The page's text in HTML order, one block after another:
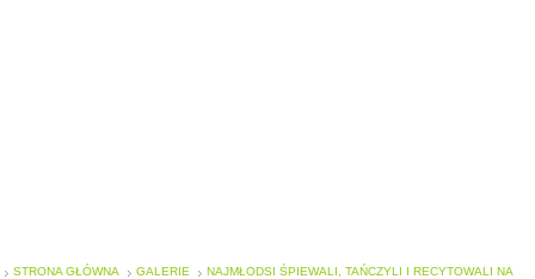
STRONA GŁÓWNA GALERIE
NAJMŁODSI ŚPIEWALI, TAŃCZYLI I RECYTOWALI NA